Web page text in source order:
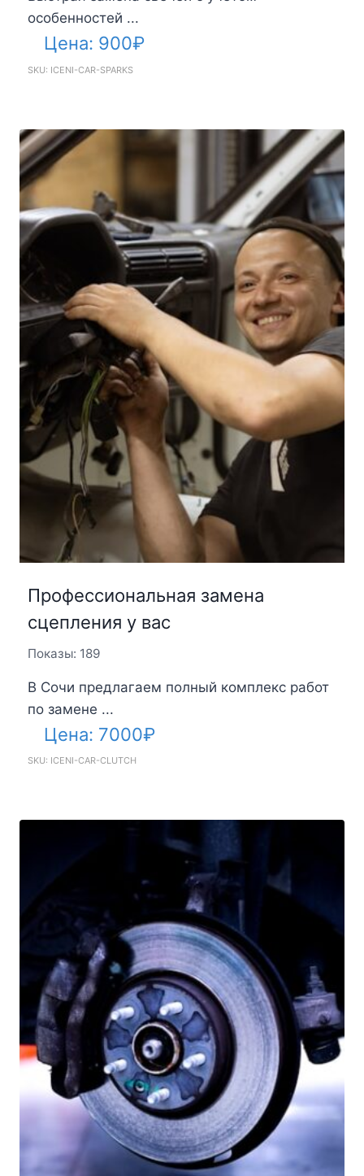
особенностей ...
Цена: 900₽
SKU: ICENI-CAR-SPARKS
Профессиональная замена
сцепления у вас
Показы: 189
В Сочи предлагаем полный комплекс работ
по замене ...
Цена: 7000₽
SKU: ICENI-CAR-CLUTCH